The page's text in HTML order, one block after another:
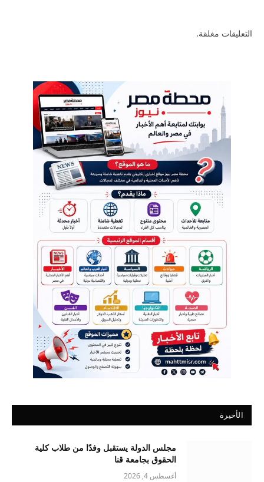
التعليقات مغلقة.
الأخيرة
مجلس الدولة يستقبل وفدًا من طلاب كلية
الحقوق بجامعة قنا
أغسطس 4, 2026